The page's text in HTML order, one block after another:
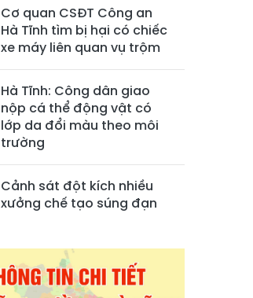
Cơ quan CSĐT Công an
Hà Tĩnh tìm bị hại có chiếc
xe máy liên quan vụ trộm
Hà Tĩnh: Công dân giao
nộp cá thể động vật có
lớp da đổi màu theo môi
trường
Cảnh sát đột kích nhiều
xưởng chế tạo súng đạn